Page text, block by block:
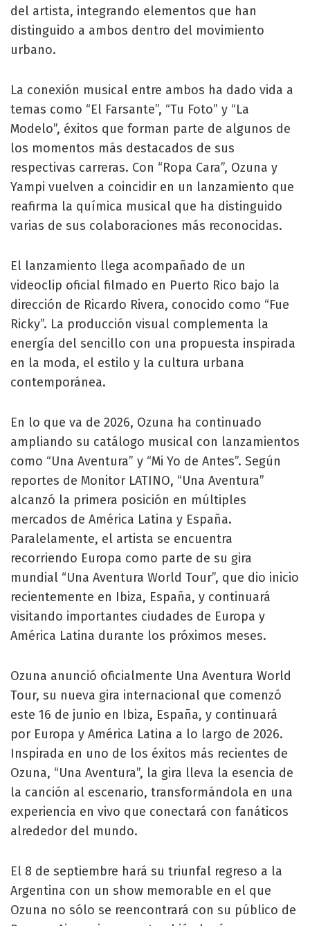
del artista, integrando elementos que han
distinguido a ambos dentro del movimiento
urbano.
La conexión musical entre ambos ha dado vida a
temas como “El Farsante”, “Tu Foto” y “La
Modelo”, éxitos que forman parte de algunos de
los momentos más destacados de sus
respectivas carreras. Con “Ropa Cara”, Ozuna y
Yampi vuelven a coincidir en un lanzamiento que
reafirma la química musical que ha distinguido
varias de sus colaboraciones más reconocidas.
El lanzamiento llega acompañado de un
videoclip oficial filmado en Puerto Rico bajo la
dirección de Ricardo Rivera, conocido como “Fue
Ricky”. La producción visual complementa la
energía del sencillo con una propuesta inspirada
en la moda, el estilo y la cultura urbana
contemporánea.
En lo que va de 2026, Ozuna ha continuado
ampliando su catálogo musical con lanzamientos
como “Una Aventura” y “Mi Yo de Antes”. Según
reportes de Monitor LATINO, “Una Aventura”
alcanzó la primera posición en múltiples
mercados de América Latina y España.
Paralelamente, el artista se encuentra
recorriendo Europa como parte de su gira
mundial “Una Aventura World Tour”, que dio inicio
recientemente en Ibiza, España, y continuará
visitando importantes ciudades de Europa y
América Latina durante los próximos meses.
Ozuna anunció oficialmente Una Aventura World
Tour, su nueva gira internacional que comenzó
este 16 de junio en Ibiza, España, y continuará
por Europa y América Latina a lo largo de 2026.
Inspirada en uno de los éxitos más recientes de
Ozuna, “Una Aventura”, la gira lleva la esencia de
la canción al escenario, transformándola en una
experiencia en vivo que conectará con fanáticos
alrededor del mundo.
El 8 de septiembre hará su triunfal regreso a la
Argentina con un show memorable en el que
Ozuna no sólo se reencontrará con su público de